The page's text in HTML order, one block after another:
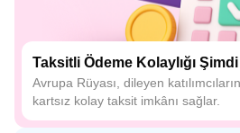
Taksitli Ödeme Kolaylığı
Avrupa Rüyası, dileyen
kartsız kolay taksit imkânı sağlar.